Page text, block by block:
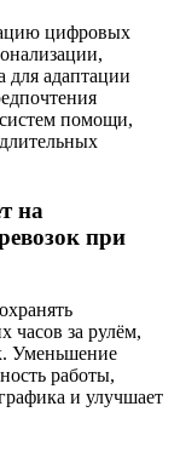
цифровых
для адаптации
помощи,
на
при
часов за рулём,
Уменьшение
работы,
и улучшает